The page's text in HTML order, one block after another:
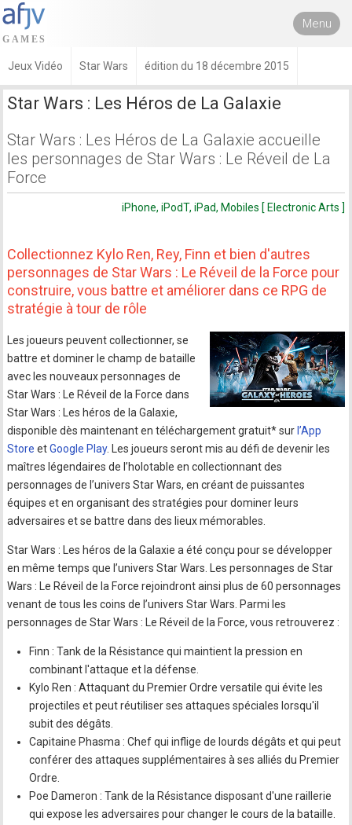
Menu
Jeux Vidéo Star Wars édition du 18 décembre 2015
Star Wars : Les Héros de La Galaxie
Star Wars : Les Héros de La Galaxie accueille
les personnages de Star Wars : Le Réveil de La
Force
iPhone, iPodT, iPad, Mobiles [ Electronic Arts ]
Collectionnez Kylo Ren, Rey, Finn et bien d'autres
personnages de Star Wars : Le Réveil de la Force pour
construire, vous battre et améliorer dans ce RPG de
stratégie à tour de rôle
Les joueurs peuvent collectionner, se
battre et dominer le champ de bataille
avec les nouveaux personnages de
Star Wars : Le Réveil de la Force dans
Star Wars : Les héros de la Galaxie,
disponible dès maintenant en téléchargement gratuit* sur l’App
Store etGoogle Play. Les joueurs seront mis au défi de devenir les
maîtres légendaires de l’holotable en collectionnant des
personnages de l’univers Star Wars, en créant de puissantes
équipes et en organisant des stratégies pour dominer leurs
adversaires et se battre dans des lieux mémorables.
Star Wars : Les héros de la Galaxie a été conçu pour se développer
en même temps que l’univers Star Wars. Les personnages de Star
Wars : Le Réveil de la Force rejoindront ainsi plus de 60 personnages
venant de tous les coins de l’univers Star Wars. Parmi les
personnages de Star Wars : Le Réveil de la Force, vous retrouverez :
Finn : Tank de la Résistance qui maintient la pression en
combinant l'attaque et la défense.
Kylo Ren : Attaquant du Premier Ordre versatile qui évite les
projectiles et peut réutiliser ses attaques spéciales lorsqu'il
subit des dégâts.
Capitaine Phasma : Chef qui inflige de lourds dégâts et qui peut
conférer des attaques supplémentaires à ses alliés du Premier
Ordre.
Poe Dameron : Tank de la Résistance disposant d'une raillerie
qui expose les adversaires pour changer le cours de la bataille.